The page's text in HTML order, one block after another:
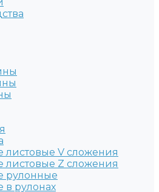
V сложения
листовые Z сложения
рулонные
в рулонах